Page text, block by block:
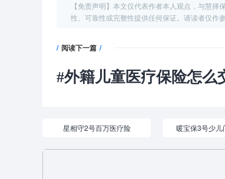
【免责声明】本文仅代表作者本人观点，与慧
性、可靠性或完整性提供任何保证。请读者仅作
/ 阅读下一篇 /
#外籍儿童医疗保险怎么
星相守2号百万医疗险 暖宝保3号少儿